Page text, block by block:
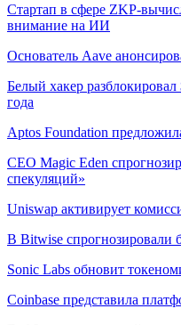
Стартап в сфере ZKP-
внимание на ИИ
Основатель Aave
Белый хакер
года
Aptos Foundation
CEO Magic Eden
спекуляций»
Uniswap активирует
В Bitwise спрогнозировали
Sonic Labs обновит
Coinbase представила